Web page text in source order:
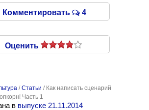
Комментировать 4
Оценить
/Статьи / Как написать сценарий
Часть 1
в выпуске 21.11.2014